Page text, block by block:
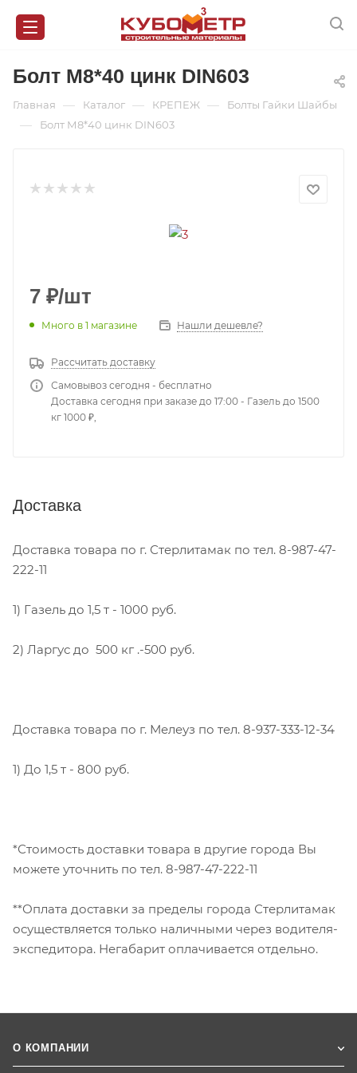
Болт М8*40 цинк DIN603
Главная — Каталог — КРЕПЕЖ — Болты Гайки Шайбы
— Болт М8*40 цинк DIN603
7 ₽/шт
Много в 1 магазине Нашли дешевле?
Рассчитать доставку
Самовывоз сегодня - бесплатно
Доставка сегодня при заказе до 17:00 - Газель до 1500
кг 1000 ₽,
Доставка
Доставка товара по г. Стерлитамак по тел. 8-987-47-
222-11
1) Газель до 1,5 т - 1000 руб.
2) Ларгус до 500 кг .-500 руб.
Доставка товара по г. Мелеуз по тел. 8-937-333-12-34
1) До 1,5 т - 800 руб.
*Стоимость доставки товара в другие города Вы
можете уточнить по тел. 8-987-47-222-11
**Оплата доставки за пределы города Стерлитамак
осуществляется только наличными через водителя-
экспедитора. Негабарит оплачивается отдельно.
О КОМПАНИИ